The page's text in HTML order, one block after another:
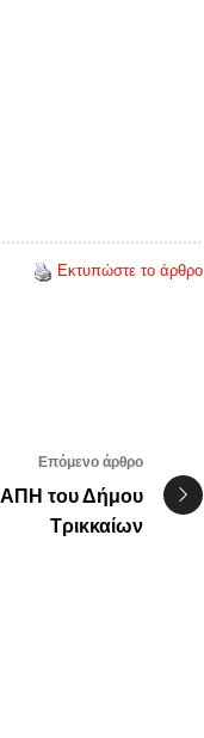
Εκτυπώστε το άρθρο
Επόμενο άρθρο
του Δήμου
Τρικκαίων